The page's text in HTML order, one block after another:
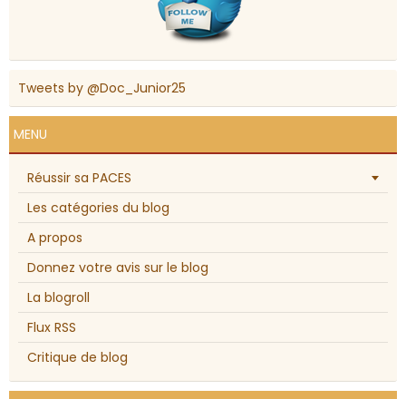
Tweets by @Doc_Junior25
MENU
Réussir sa PACES
Les catégories du blog
A propos
Donnez votre avis sur le blog
La blogroll
Flux RSS
Critique de blog